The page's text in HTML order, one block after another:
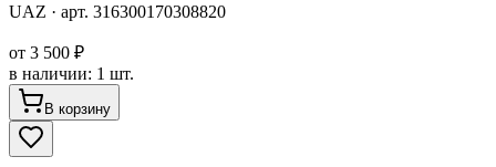
UAZ · арт. 316300170308820
от 3 500 ₽
в наличии: 1 шт.
В корзину